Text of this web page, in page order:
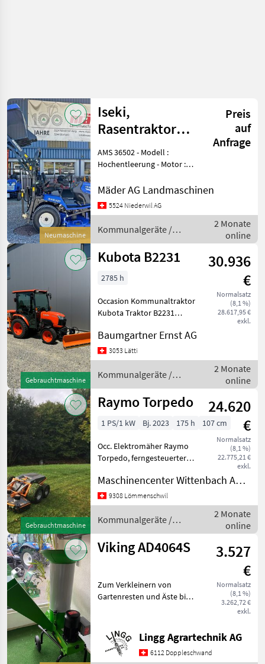
Neumaschine
Iseki,
Rasentraktor
SXG 327 mit
Hochentleerung
Preis
auf
Anfrage
AMS 36502 - Modell :
Hochentleerung - Motor :
Leistung : 16.3 kW 22.2 PS -
Tankinhalt : 21 Liter -
Mäder AG Landmaschinen
5524 Niederwil AG
Kommunalgeräte /
Iseki
2 Monate
online
Gebrauchtmaschine
Kubota B2231
30.936
€
Normalsatz
(8,1 %)
28.617,95 €
exkl.
2785 h
Occasion Kommunaltraktor
Kubota Traktor B2231
neuem Salzstreuer und
neuem Schneepflug
Kommunalgeräte
Winterdienst
Baumgartner Ernst AG
3053 Lätti
Kommunalgeräte /
Kubota
2 Monate
online
Gebrauchtmaschine
Raymo Torpedo
24.620
€
Normalsatz
(8,1 %)
22.775,21 €
exkl.
1 PS/1 kW Bj. 2023 175 h 107 cm
Occ. Elektromäher Raymo
Torpedo, ferngesteuerter
Antrieb und Frontanbau,
inkl. Standardladegerät
15A, mit Mähdeck Multi-e-
Maschinencenter Wittenbach AG (Kommunaltechnik)
9308 Lömmenschwil
Kommunalgeräte /
Raymo
2 Monate
online
Viking AD4064S
3.527
€
Normalsatz
(8,1 %)
3.262,72 €
exkl.
Zum Verkleinern von
Gartenresten und Äste bis
KommunalgeräteLingg Agrartechnik AG
6112 Doppleschwand